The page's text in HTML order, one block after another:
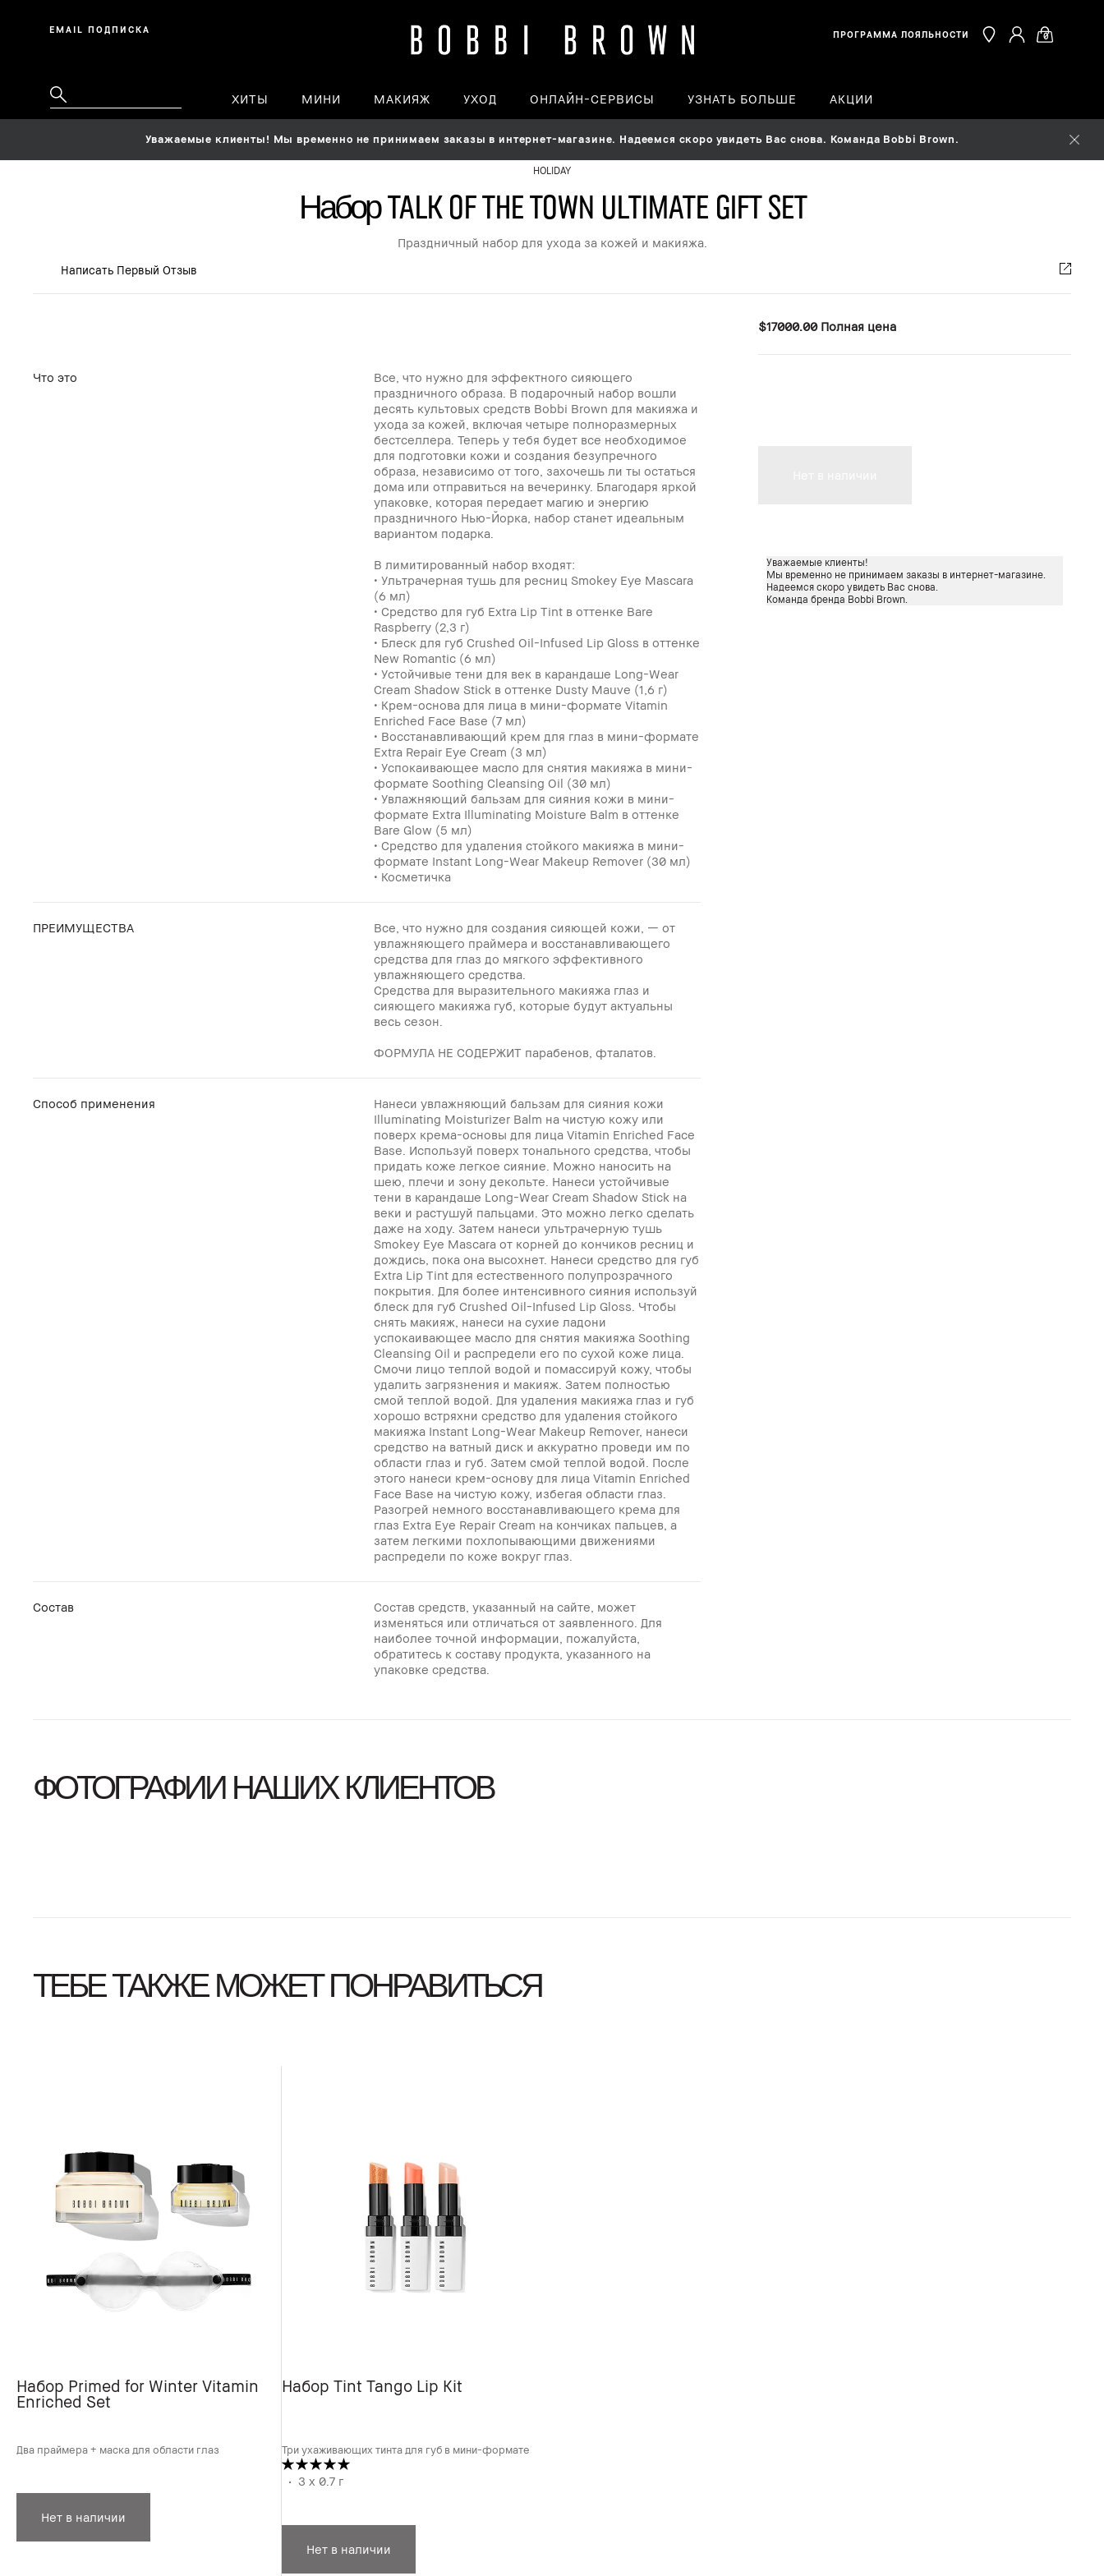
EMAIL ПОДПИСКА ПРОГРАММА ЛОЯЛЬНОСТИ 0
ХИТЫ МИНИ МАКИЯЖ УХОД ОНЛАЙН-СЕРВИСЫ УЗНАТЬ БОЛЬШЕ АКЦИИ
Уважаемые клиенты! Мы временно не принимаем заказы в интернет-магазине. Надеемся скоро увидеть Вас снова. Команда Bobbi Brown.
HOLIDAY
Набор Talk Of The Town Ultimate Gift Set
Праздничный набор для ухода за кожей и макияжа.
Написать Первый Отзыв
Что это
Все, что нужно для эффектного сияющего
праздничного образа. В подарочный набор вошли
десять культовых средств Bobbi Brown для макияжа и
ухода за кожей, включая четыре полноразмерных
бестселлера. Теперь у тебя будет все необходимое
для подготовки кожи и создания безупречного
образа, независимо от того, захочешь ли ты остаться
дома или отправиться на вечеринку. Благодаря яркой
упаковке, которая передает магию и энергию
праздничного Нью-Йорка, набор станет идеальным
вариантом подарка.
В лимитированный набор входят:
• Ультрачерная тушь для ресниц Smokey Eye Mascara
(6 мл)
• Средство для губ Extra Lip Tint в оттенке Bare
Raspberry (2,3 г)
• Блеск для губ Crushed Oil-Infused Lip Gloss в оттенке
New Romantic (6 мл)
• Устойчивые тени для век в карандаше Long-Wear
Cream Shadow Stick в оттенке Dusty Mauve (1,6 г)
• Крем-основа для лица в мини-формате Vitamin
Enriched Face Base (7 мл)
• Восстанавливающий крем для глаз в мини-формате
Extra Repair Eye Cream (3 мл)
• Успокаивающее масло для снятия макияжа в мини-
формате Soothing Cleansing Oil (30 мл)
• Увлажняющий бальзам для сияния кожи в мини-
формате Extra Illuminating Moisture Balm в оттенке
Bare Glow (5 мл)
• Средство для удаления стойкого макияжа в мини-
формате Instant Long-Wear Makeup Remover (30 мл)
• Косметичка
ПРЕИМУЩЕСТВА
Все, что нужно для создания сияющей кожи, — от
увлажняющего праймера и восстанавливающего
средства для глаз до мягкого эффективного
увлажняющего средства.
Средства для выразительного макияжа глаз и
сияющего макияжа губ, которые будут актуальны
весь сезон.
ФОРМУЛА НЕ СОДЕРЖИТ парабенов, фталатов.
Способ применения
Нанеси увлажняющий бальзам для сияния кожи
Illuminating Moisturizer Balm на чистую кожу или
поверх крема-основы для лица Vitamin Enriched Face
Base. Используй поверх тонального средства, чтобы
придать коже легкое сияние. Можно наносить на
шею, плечи и зону декольте. Нанеси устойчивые
тени в карандаше Long-Wear Cream Shadow Stick на
веки и растушуй пальцами. Это можно легко сделать
даже на ходу. Затем нанеси ультрачерную тушь
Smokey Eye Mascara от корней до кончиков ресниц и
дождись, пока она высохнет. Нанеси средство для губ
Extra Lip Tint для естественного полупрозрачного
покрытия. Для более интенсивного сияния используй
блеск для губ Crushed Oil-Infused Lip Gloss. Чтобы
снять макияж, нанеси на сухие ладони
успокаивающее масло для снятия макияжа Soothing
Cleansing Oil и распредели его по сухой коже лица.
Смочи лицо теплой водой и помассируй кожу, чтобы
удалить загрязнения и макияж. Затем полностью
смой теплой водой. Для удаления макияжа глаз и губ
хорошо встряхни средство для удаления стойкого
макияжа Instant Long-Wear Makeup Remover, нанеси
средство на ватный диск и аккуратно проведи им по
области глаз и губ. Затем смой теплой водой. После
этого нанеси крем-основу для лица Vitamin Enriched
Face Base на чистую кожу, избегая области глаз.
Разогрей немного восстанавливающего крема для
глаз Extra Eye Repair Cream на кончиках пальцев, а
затем легкими похлопывающими движениями
распредели по коже вокруг глаз.
Состав
Состав средств, указанный на сайте, может
изменяться или отличаться от заявленного. Для
наиболее точной информации, пожалуйста,
обратитесь к составу продукта, указанного на
упаковке средства.
$17000.00 Полная цена
Уважаемые клиенты!
Мы временно не принимаем заказы в интернет-магазине.
Надеемся скоро увидеть Вас снова.
Команда бренда Bobbi Brown.
ФОТОГРАФИИ НАШИХ КЛИЕНТОВ
ТЕБЕ ТАКЖЕ МОЖЕТ ПОНРАВИТЬСЯ
Набор Primed for Winter Vitamin
Enriched Set
Два праймера + маска для области глаз
Нет в наличии
Набор Tint Tango Lip Kit
Три ухаживающих тинта для губ в мини-формате
3 x 0.7 г
Нет в наличии